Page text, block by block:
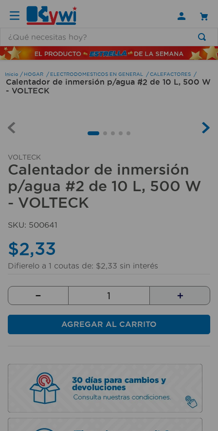
HOGAR ELECTRODOMESTICOS EN GENERAL CALEFACTORES
Calentador de inmersión p/agua #2 de 10 L, 500 W
- VOLTECK
VOLTECK
Calentador de inmersión
p/agua #2 de 10 L, 500 W
- VOLTECK
SKU: 500641
$2,33
Difierelo a 1 coutas de: $2,33 sin interés
＋
－
AGREGAR AL CARRITO
TÉRMINOS MÁS BUSCADOS
1 .
lamparas
2.
ducha
4.
6.
escritorio
7.
cerradura
8.
aspiradora
9
lavamanos
10. taladro